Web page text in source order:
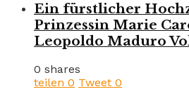
Ein fürstlicher
Prinzessin Marie
Leopoldo Maduro
0 shares
teilen 0 Tweet 0